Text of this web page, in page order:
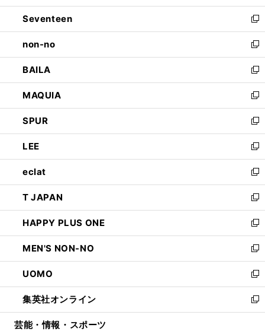
開
く
ウ
で
開
く
ン
ド
ウ
で
開
く
Seventeen
新
し
い
ウ
ィ
ン
ド
ウ
で
開
く
non-no
新
し
い
ウ
ィ
ン
ド
ウ
で
開
く
BAILA
新
し
い
ウ
ィ
ン
ド
ウ
で
開
く
MAQUIA
新
し
い
ウ
ィ
ン
ド
ウ
で
開
く
SPUR
新
し
い
ウ
ィ
ン
ド
ウ
で
開
く
LEE
新
し
い
ウ
ィ
ン
ド
ウ
で
開
く
eclat
新
し
い
ウ
ィ
ン
ド
ウ
で
開
く
T JAPAN
新
し
い
ウ
ィ
ン
ド
ウ
で
開
HAPPY PLUS ONE
新
し
い
ウ
ィ
ン
ド
ウ
MEN'S NON-NO
新
し
い
ウ
ィ
ン
UOMO
新
し
い
ウ
集英社オンライン
新
し
芸能・情報・スポーツ